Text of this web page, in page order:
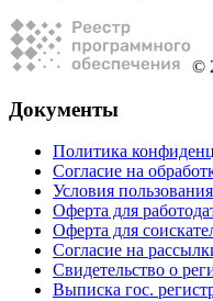
©
Документы
Политика
Согласие на
Условия
Оферта для
Оферта для
Согласие на
Свидетельство о
Выписка гос.